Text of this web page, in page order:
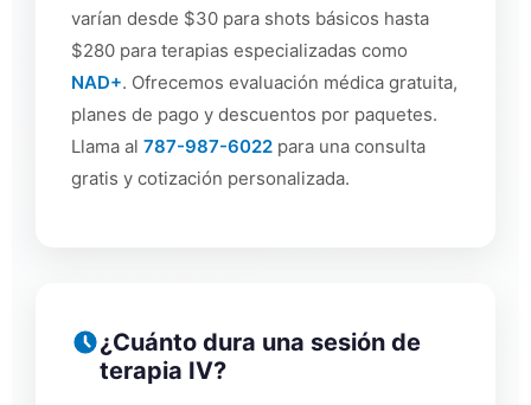
varían desde $30 para shots básicos hasta
$280 para terapias especializadas como
NAD+. Ofrecemos evaluación médica gratuita,
planes de pago y descuentos por paquetes.
Llama al 787-987-6022 para una consulta
gratis y cotización personalizada.
¿Cuánto dura una sesión de
terapia IV?